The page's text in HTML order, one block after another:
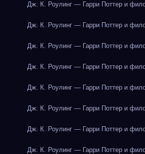
Дж. К. Роулинг — Гарри Поттер и
Дж. К. Роулинг — Гарри Поттер и
Дж. К. Роулинг — Гарри Поттер и
Дж. К. Роулинг — Гарри Поттер и
Дж. К. Роулинг — Гарри Поттер и
Дж. К. Роулинг — Гарри Поттер и
Дж. К. Роулинг — Гарри Поттер и
Дж. К. Роулинг — Гарри Поттер и